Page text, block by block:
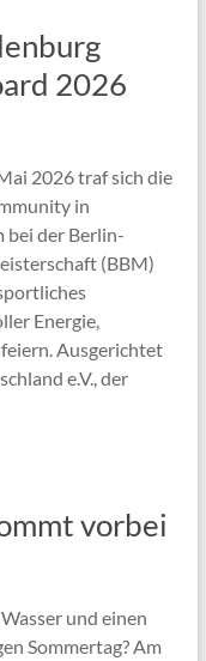
2026
2026 traf sich die
in
bei der Berlin-
(BBM)
Energie,
Ausgerichtet
e.V., der
vorbei
und einen
Sommertag? Am